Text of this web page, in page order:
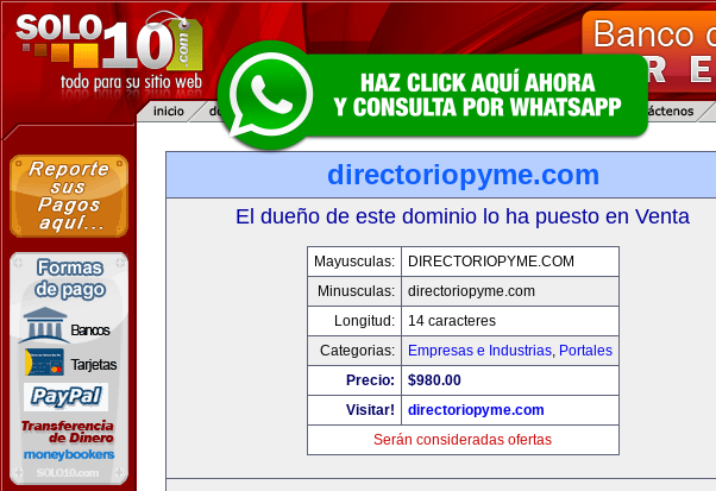
directoriopyme.com
El dueño de este dominio lo ha puesto en Venta
Mayusculas:
DIRECTORIOPYME.COM
Minusculas:
directoriopyme.com
Longitud:
14 caracteres
Categorias:
Empresas e Industrias, Portales
Precio:
$980.00
Visitar!
directoriopyme.com
Serán consideradas ofertas